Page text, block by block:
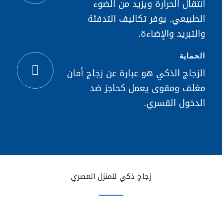
انتقال الحرارة ويزيد من الضوء
الطبيعي. يوفر تكاليف التدفئة
والتبريد والإضاءة.
الحماية
الزجاج الذكي هو عبارة عن زجاج أمان
مغلف ومقوى يعمل كحاجز ضد
الدخول القسري.
زجاج ذكي للمنزل العصري